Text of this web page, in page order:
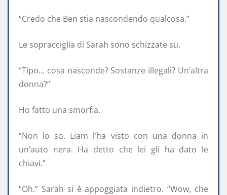
“Credo che Ben stia nascondendo qualcosa.”
Le sopracciglia di Sarah sono schizzate su.
“Tipo… cosa nasconde? Sostanze illegali? Un’altra
donna?”
Ho fatto una smorfia.
“Non lo so. Liam l’ha visto con una donna in
un’auto nera. Ha detto che lei gli ha dato le
chiavi.”
“Oh.” Sarah si è appoggiata indietro. “Wow, che